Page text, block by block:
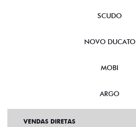
SCUDO
NOVO DUCATO
MOBI
ARGO
VENDAS DIRETAS